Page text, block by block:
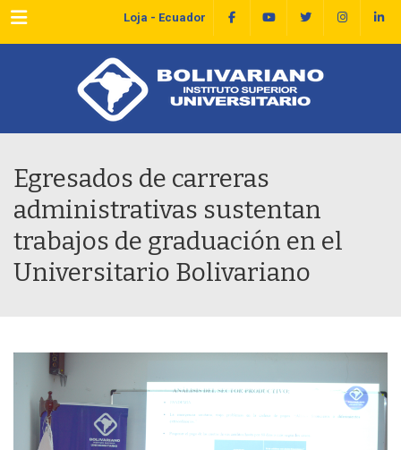
Menu Loja - Ecuador
Egresados de carreras
administrativas sustentan
trabajos de graduación en el
Universitario Bolivariano